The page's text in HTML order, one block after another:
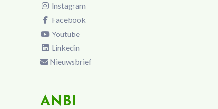
Instagram
Facebook
Youtube
Linkedin
Nieuwsbrief
ANBI